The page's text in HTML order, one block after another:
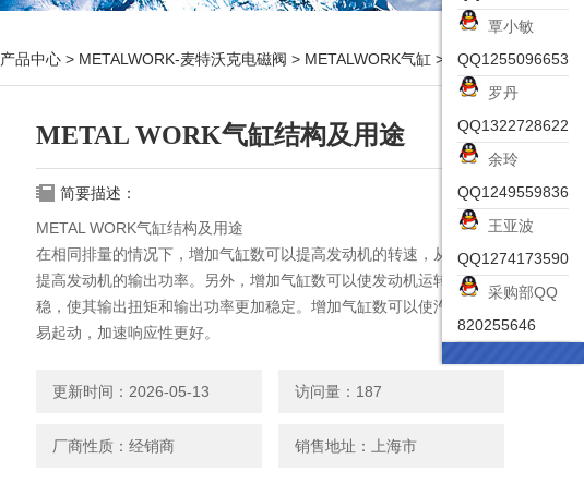
产品中心 > METALWORK-麦特沃克电磁阀 > METALWORK气缸 > 2170320020XPMETAL WORK气缸结构及用途
METAL WORK气缸结构及用途
简要描述：
METAL WORK气缸结构及用途
在相同排量的情况下，增加气缸数可以提高发动机的转速，从而可以
提高发动机的输出功率。另外，增加气缸数可以使发动机运转更平
稳，使其输出扭矩和输出功率更加稳定。增加气缸数可以使汽车更容
易起动，加速响应性更好。
更新时间：2026-05-13 访问量：187
厂商性质：经销商 销售地址：上海市
覃小敏
QQ1255096653
罗丹
QQ1322728622
余玲
QQ1249559836
王亚波
QQ1274173590
采购部QQ
820255646